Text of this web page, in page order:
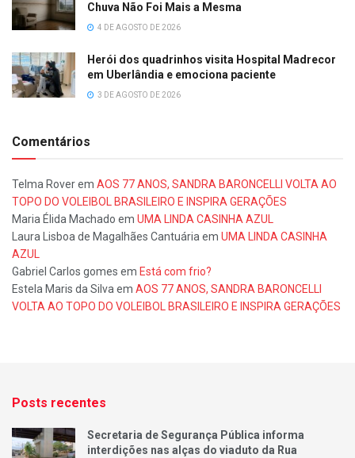
Chuva Não Foi Mais a Mesma
4 DE AGOSTO DE 2026
Herói dos quadrinhos visita Hospital Madrecor
em Uberlândia e emociona paciente
3 DE AGOSTO DE 2026
Comentários
Telma Roverem AOS 77 ANOS, SANDRA BARONCELLI VOLTA AO
TOPO DO VOLEIBOL BRASILEIRO E INSPIRA GERAÇÕES
Maria Élida Machado em UMA LINDA CASINHA AZUL
Laura Lisboa de Magalhães Cantuária em UMA LINDA CASINHA
AZUL
Gabriel Carlos gomes em Está com frio?
Estela Maris da Silva em AOS 77 ANOS, SANDRA BARONCELLI
VOLTA AO TOPO DO VOLEIBOL BRASILEIRO E INSPIRA GERAÇÕES
Posts recentes
Secretaria de Segurança Pública informa
interdições nas alças do viaduto da Rua